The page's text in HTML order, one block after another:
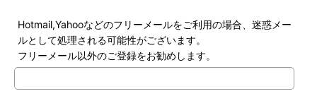
Hotmail,Yahooなどのフリーメールをご利用の場合、迷惑メー
ルとして処理される可能性がございます。
フリーメール以外のご登録をお勧めします。